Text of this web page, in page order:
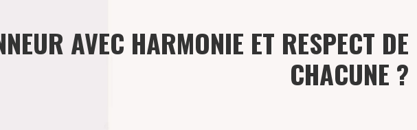
AVEC HARMONIE ET RESPECT DE
CHACUNE ?